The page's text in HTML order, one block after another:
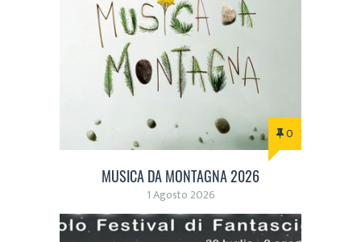
0
MUSICA DA MONTAGNA 2026
1 Agosto 2026